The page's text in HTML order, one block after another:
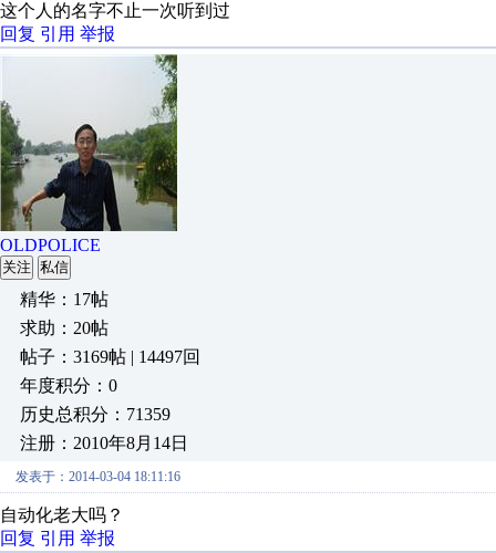
这个人的名字不止一次听到过
回复 引用 举报
OLDPOLICE
关注 私信
精华：17帖
求助：20帖
帖子：3169帖 | 14497回
年度积分：0
历史总积分：71359
注册：2010年8月14日
发表于：2014-03-04 18:11:16
自动化老大吗？
回复 引用 举报